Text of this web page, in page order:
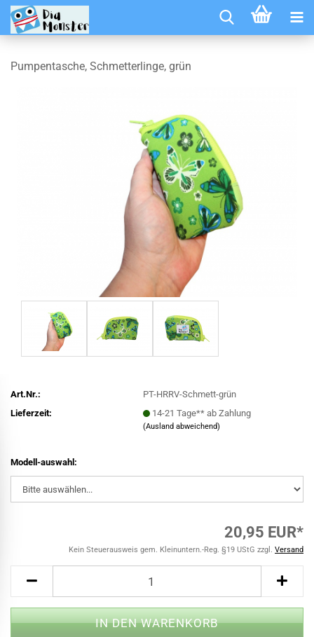
Pumpentasche, Schmetterlinge, grün
Art.Nr.:
PT-HRRV-Schmett-grün
Lieferzeit:
14-21 Tage** ab Zahlung
(Ausland abweichend)
Modell-auswahl:
20,95 EUR*
Kein Steuerausweis gem. Kleinuntern.-Reg. §19 UStG zzgl. Versand